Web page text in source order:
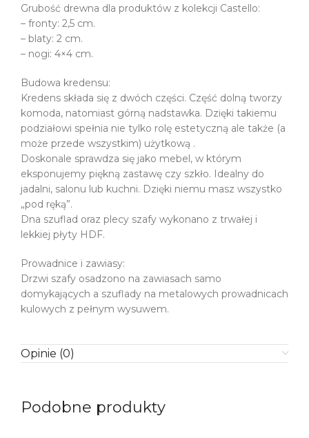
Grubość drewna dla produktów z kolekcji Castello:
– fronty: 2,5 cm.
– blaty: 2 cm.
– nogi: 4×4 cm.
Budowa kredensu:
Kredens składa się z dwóch części. Część dolną tworzy
komoda, natomiast górną nadstawka. Dzięki takiemu
podziałowi spełnia nie tylko rolę estetyczną ale także (a
może przede wszystkim) użytkową .
Doskonale sprawdza się jako mebel, w którym
eksponujemy piękną zastawę czy szkło. Idealny do
jadalni, salonu lub kuchni. Dzięki niemu masz wszystko
„pod ręką”.
Dna szuflad oraz plecy szafy wykonano z trwałej i
lekkiej płyty HDF.
Prowadnice i zawiasy:
Drzwi szafy osadzono na zawiasach samo
domykających a szuflady na metalowych prowadnicach
kulowych z pełnym wysuwem.
Opinie (0)
Podobne produkty